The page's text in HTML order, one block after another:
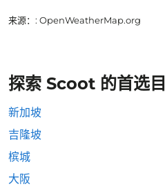
来源： : OpenWeatherMap.org
探索 Scoot 的首选
新加坡
吉隆坡
槟城
大阪